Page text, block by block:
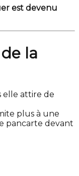
est devenu
la
elle attire de
plus à une
pancarte devant